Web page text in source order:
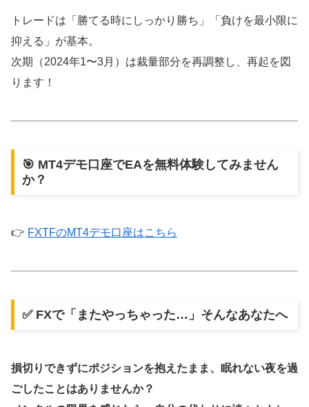
トレードは「勝てる時にしっかり勝ち」「負けを最小限に
抑える」が基本。
次期（2024年1〜3月）は裁量部分を再調整し、再起を図
ります！
🎯 MT4デモ口座でEAを無料体験してみません
か？
👉 FXTFのMT4デモ口座はこちら
✅ FXで「またやっちゃった…」そんなあなたへ
損切りできずにポジションを抱えたまま、眠れない夜を過
ごしたことはありませんか？